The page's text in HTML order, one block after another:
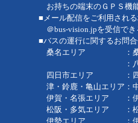
お持ちの端末のＧＰＳ機
■メール配信をご利用され
＠bus-vision.jpを受信でき
■バスの運行に関するお問
桑名エリア ：桑名
：八風バス
四日市エリア ：四日
津・鈴鹿・亀山エリア
伊賀・名張エリア ：
松阪・多気エリア ：
伊勢エリア ：伊勢